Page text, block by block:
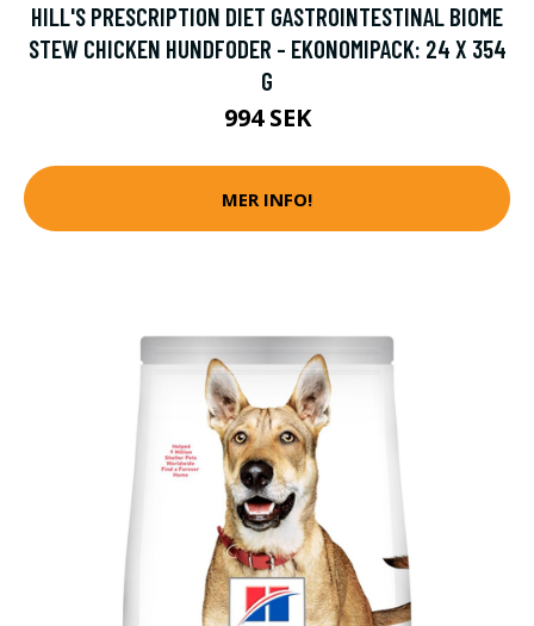
HILL'S PRESCRIPTION DIET GASTROINTESTINAL BIOME
STEW CHICKEN HUNDFODER - EKONOMIPACK: 24 X 354
G
994 SEK
MER INFO!